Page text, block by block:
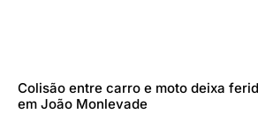
Colisão entre carro e moto deixa
em João Monlevade